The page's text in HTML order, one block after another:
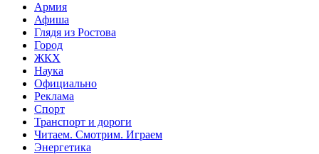
Армия
Афиша
Глядя из Ростова
Город
ЖКХ
Наука
Официально
Реклама
Спорт
Транспорт и дороги
Читаем. Смотрим. Играем
Энергетика